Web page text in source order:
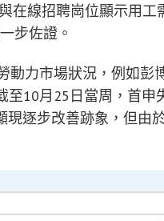
在線招聘崗位顯示用工
步佐證。
力市場狀況，例如彭
10月25日當周，首申
逐步改善跡象，但由